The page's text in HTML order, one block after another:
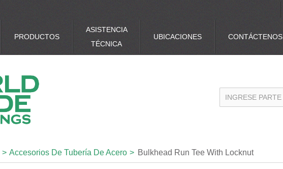
PRODUCTOS
ASISTENCIA
TÉCNICA
UBICACIONES CONTÁCTENOS
> Accesorios De Tubería De Acero > Bulkhead Run Tee With Locknut